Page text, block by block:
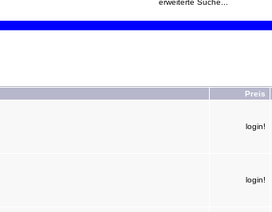
erweiterte Suche...
Preis
login!
login!